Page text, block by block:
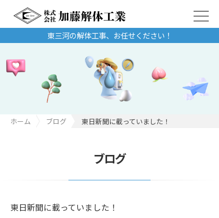
東三河の解体工事、お任せください！
ホーム ブログ 東日新聞に載っていました！
ブログ
東日新聞に載っていました！